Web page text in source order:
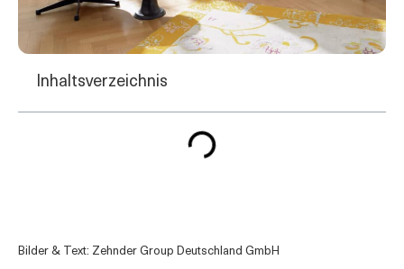
Inhaltsverzeichnis
Bilder & Text: Zehnder Group Deutschland GmbH